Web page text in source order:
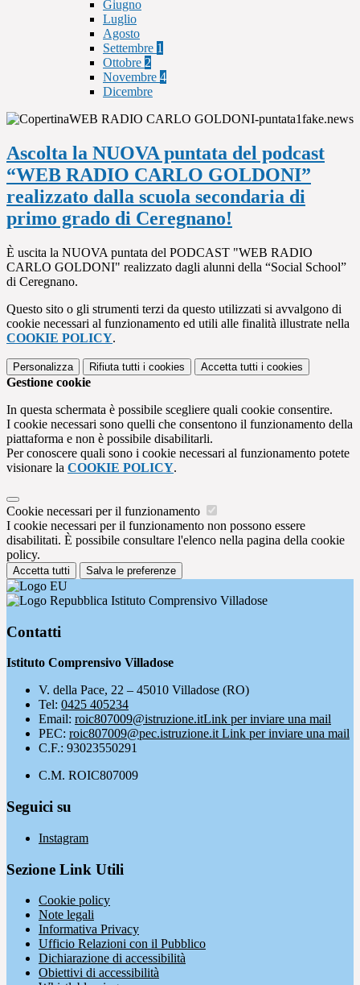
Giugno
Luglio
Agosto
Settembre 1
Ottobre 2
Novembre 4
Dicembre
Ascolta la NUOVA puntata del podcast
“WEB RADIO CARLO GOLDONI”
realizzato dalla scuola secondaria di
primo grado di Ceregnano!
È uscita la NUOVA puntata del PODCAST "WEB RADIO
CARLO GOLDONI" realizzato dagli alunni della “Social School”
di Ceregnano.
Questo sito o gli strumenti terzi da questo utilizzati si avvalgono di
cookie necessari al funzionamento ed utili alle finalità illustrate nella
COOKIE POLICY.
Personalizza Rifiuta tutti i cookies Accetta tutti i cookies
Gestione cookie
In questa schermata è possibile scegliere quali cookie consentire.
I cookie necessari sono quelli che consentono il funzionamento della
piattaforma e non è possibile disabilitarli.
Per conoscere quali sono i cookie necessari al funzionamento potete
visionare la COOKIE POLICY.
Cookie necessari per il funzionamento
I cookie necessari per il funzionamento non possono essere
disabilitati. È possibile consultare l'elenco nella pagina della cookie
policy.
Accetta tutti Salva le preferenze
Istituto Comprensivo Villadose
Contatti
Istituto Comprensivo Villadose
V. della Pace, 22 – 45010 Villadose (RO)
Tel: 0425 405234
Email: roic807009@istruzione.itLink per inviare una mail
PEC: roic807009@pec.istruzione.it Link per inviare una mail
C.F.: 93023550291
C.M. ROIC807009
Seguici su
Instagram
Sezione Link Utili
Cookie policy
Note legali
Informativa Privacy
Ufficio Relazioni con il Pubblico
Dichiarazione di accessibilità
Obiettivi di accessibilità